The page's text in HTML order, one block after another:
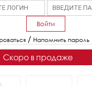
Войти
/ Напомнить пароль
Скоро в продаже